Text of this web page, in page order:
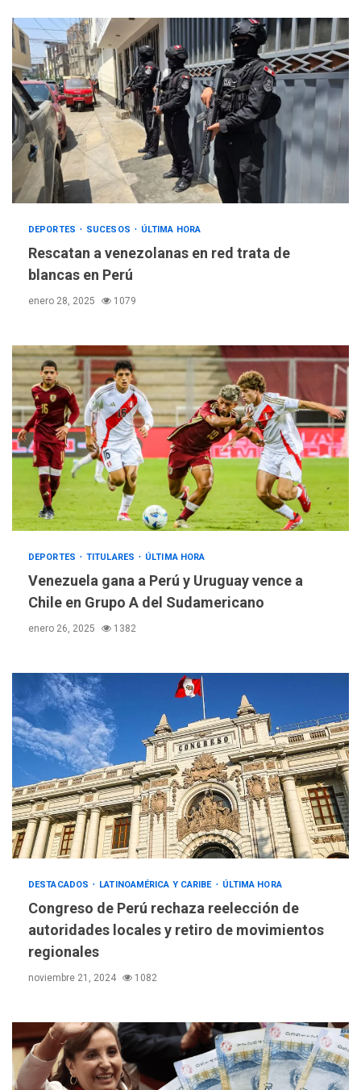
DEPORTES SUCESOS ÚLTIMA HORA
Rescatan a venezolanas en red trata de
blancas en Perú
enero 28, 2025 1079
DEPORTES TITULARES ÚLTIMA HORA
Venezuela gana a Perú y Uruguay vence a
Chile en Grupo A del Sudamericano
enero 26, 2025 1382
DESTACADOS LATINOAMÉRICA Y CARIBE ÚLTIMA HORA
Congreso de Perú rechaza reelección de
autoridades locales y retiro de movimientos
regionales
noviembre 21, 2024 1082